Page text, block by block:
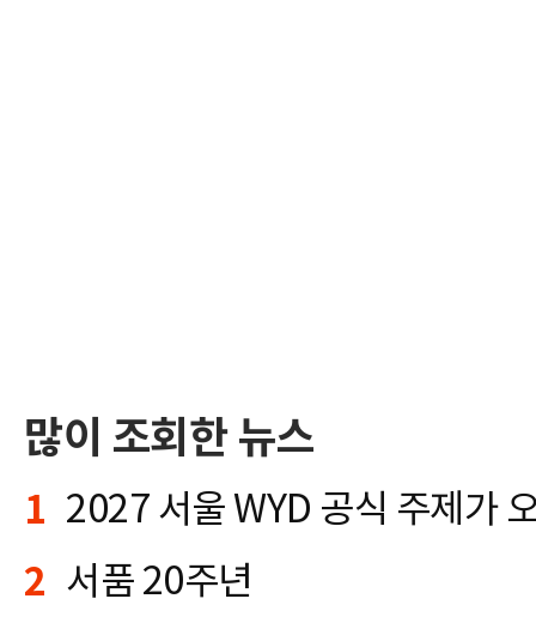
많이 조회한 뉴스
1
2 서품 20주년